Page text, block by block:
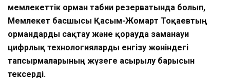
мемлекеттік орман табиғи резерватында болып,
Мемлекет басшысы Қасым-Жомарт Тоқаевтың
ормандарды сақтау және қорғауда заманауи
цифрлық технологияларды енгізу жөніндегі
тапсырмаларының жүзеге асырылу барысын
тексерді.